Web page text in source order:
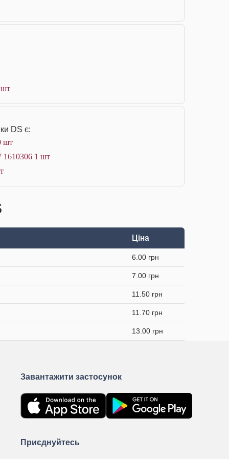
шт
DS є:
шт
1610306 1 шт
Ціна
6.00 грн
7.00 грн
11.50 грн
11.70 грн
13.00 грн
Завантажити застосунок
Приєднуйтесь